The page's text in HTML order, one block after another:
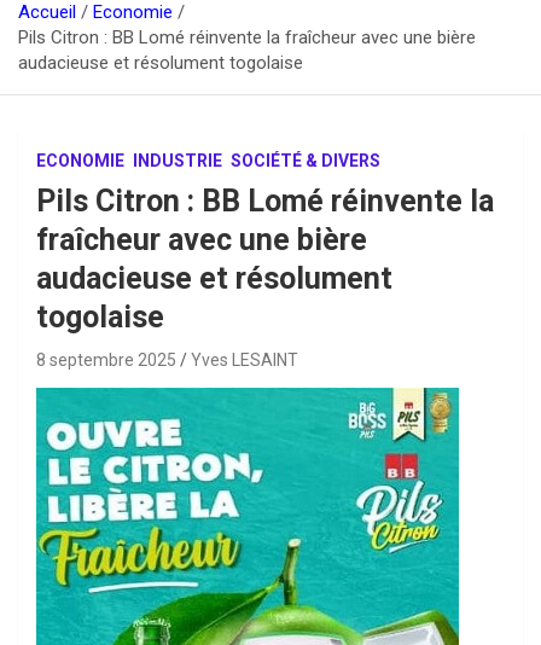
Accueil
Economie
Pils Citron : BB Lomé réinvente la fraîcheur avec une bière
audacieuse et résolument togolaise
ECONOMIE INDUSTRIE SOCIÉTÉ & DIVERS
Pils Citron : BB Lomé réinvente la
fraîcheur avec une bière
audacieuse et résolument
togolaise
8 septembre 2025 Yves LESAINT